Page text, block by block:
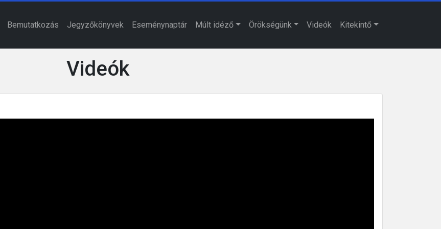
Bemutatkozás Jegyzőkönyvek Eseménynaptár Múlt idéző Örökségünk Videók Kitekintő
Videók